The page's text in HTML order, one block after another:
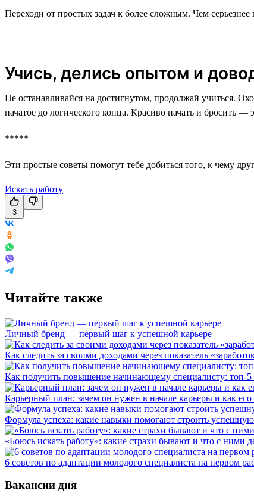
Переходи от простых задач к более сложным. Чем
Учись, делись опытом и
Не останавливайся на достигнутом, продолжай учиться.
начатое до логического конца. Красиво начать и бросить
*****
Эти простые советы помогут тебе добиться того, к чему
Искать работу
3
Читайте также
Личный бренд — первый шаг к успешной карьере
Как следить за своими доходами через показатель
Как получить повышение начинающему специалисту: топ-5
Карьерный план: зачем он нужен в начале карьеры и как его
Формула успеха: какие навыки помогают строить успешную
«Боюсь искать работу»: какие страхи бывают и что с ними
6 советов по адаптации молодого специалиста на первом
Вакансии дня